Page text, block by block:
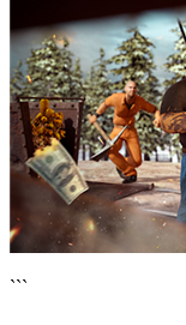
```